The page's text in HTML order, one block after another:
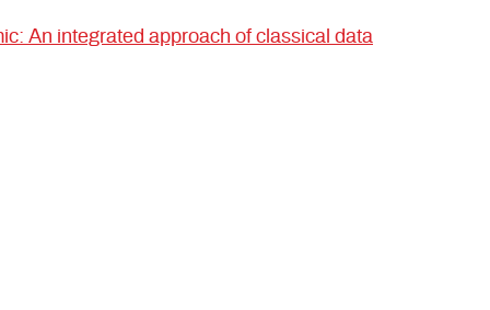
An integrated approach of classical data